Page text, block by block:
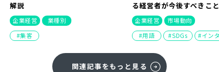
解説
企業経営
業種別
集客
る経営者が今後すべきこ
企業経営
市場動向
用語
SDGs イン
関連記事をもっと見る